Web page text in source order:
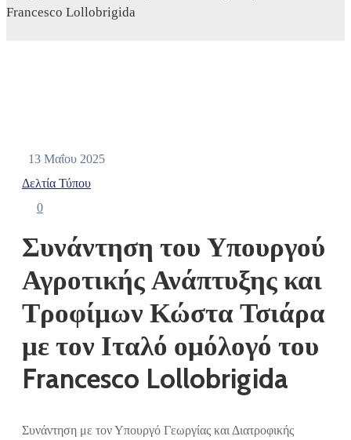
Francesco Lollobrigida
13 Μαΐου 2025
Δελτία Τύπου
0
Συνάντηση του Υπουργού
Αγροτικής Ανάπτυξης και
Τροφίμων Κώστα Τσιάρα
με τον Ιταλό ομόλογό του
Francesco Lollobrigida
Συνάντηση με τον Υπουργό Γεωργίας και Διατροφικής